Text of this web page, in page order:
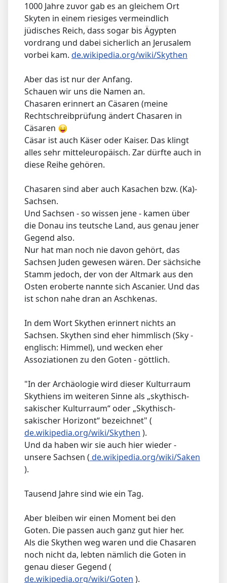
1000 Jahre zuvor gab es an gleichem Ort
Skyten in einem riesiges vermeindlich
jüdisches Reich, dass sogar bis Ägypten
vordrang und dabei sicherlich an Jerusalem
vorbei kam. de.wikipedia.org/wiki/Skythen
Aber das ist nur der Anfang.
Schauen wir uns die Namen an.
Chasaren erinnert an Cäsaren (meine
Rechtschreibprüfung ändert Chasaren in
Cäsaren
Cäsar ist auch Käser oder Kaiser. Das klingt
alles sehr mitteleuropäisch. Zar dürfte auch in
diese Reihe gehören.
Chasaren sind aber auch Kasachen bzw. (Ka)-
Sachsen.
Und Sachsen - so wissen jene - kamen über
die Donau ins teutsche Land, aus genau jener
Gegend also.
Nur hat man noch nie davon gehört, das
Sachsen Juden gewesen wären. Der sächsiche
Stamm jedoch, der von der Altmark aus den
Osten eroberte nannte sich Ascanier. Und das
ist schon nahe dran an Aschkenas.
In dem Wort Skythen erinnert nichts an
Sachsen. Skythen sind eher himmlisch (Sky -
englisch: Himmel), und wecken eher
Assoziationen zu den Goten - göttlich.
"In der Archäologie wird dieser Kulturraum
Skythiens im weiteren Sinne als „skythisch-
sakischer Kulturraum“ oder „Skythisch-
sakischer Horizont“ bezeichnet" (
de.wikipedia.org/wiki/Skythen ).
Und da haben wir sie auch hier wieder -
unsere Sachsen ( de.wikipedia.org/wiki/Saken
).
Tausend Jahre sind wie ein Tag.
Aber bleiben wir einen Moment bei den
Goten. Die passen auch ganz gut hier her.
Als die Skythen weg waren und die Chasaren
noch nicht da, lebten nämlich die Goten in
genau dieser Gegend (
de.wikipedia.org/wiki/Goten ).